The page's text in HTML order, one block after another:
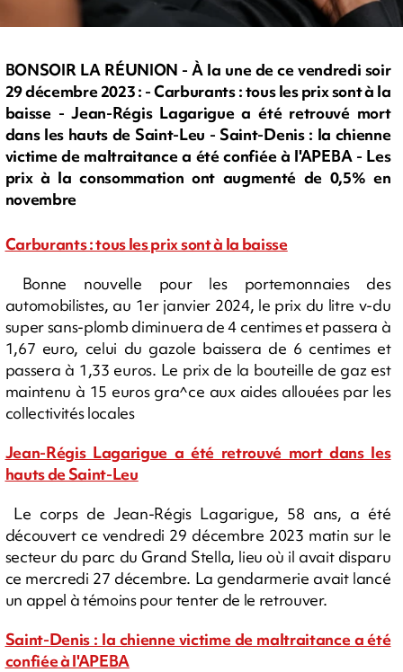
BONSOIR LA RÉUNION - À la une de ce vendredi soir
29 décembre 2023 : - Carburants : tous les prix sont à la
baisse - Jean-Régis Lagarigue a été retrouvé mort
dans les hauts de Saint-Leu - Saint-Denis : la chienne
victime de maltraitance a été confiée à l'APEBA - Les
prix à la consommation ont augmenté de 0,5% en
novembre
Carburants : tous les prix sont à la baisse
Bonne nouvelle pour les portemonnaies des
automobilistes, au 1er janvier 2024, le prix du litre v-du
super sans-plomb diminuera de 4 centimes et passera à
1,67 euro, celui du gazole baissera de 6 centimes et
passera à 1,33 euros. Le prix de la bouteille de gaz est
maintenu à 15 euros gra^ce aux aides allouées par les
collectivités locales
Jean-Régis Lagarigue a été retrouvé mort dans les
hauts de Saint-Leu
Le corps de Jean-Régis Lagarigue, 58 ans, a été
découvert ce vendredi 29 décembre 2023 matin sur le
secteur du parc du Grand Stella, lieu où il avait disparu
ce mercredi 27 décembre. La gendarmerie avait lancé
un appel à témoins pour tenter de le retrouver.
Saint-Denis : la chienne victime de maltraitance a été
confiée à l'APEBA